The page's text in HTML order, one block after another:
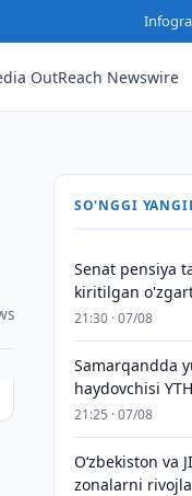
OutReach Newswire
SO'NGGI
Senat pensiya
kiritilgan
21:30 · 07/08
Samarqandda
haydovchisi
21:25 · 07/08
Oʻzbekiston va
zonalarni